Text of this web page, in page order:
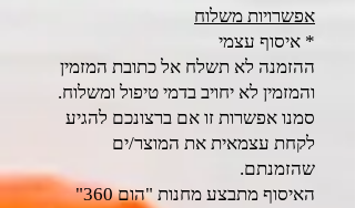
אפשרויות משלוח​
* איסוף עצמי
ההזמנה לא תשלח אל כתובת המזמין
והמזמין לא יחויב בדמי טיפול ומשלוח.
סמנו אפשרות זו אם ברצונכם להגיע
לקחת עצמאית את המוצר/ים
שהזמנתם.
האיסוף מתבצע מחנות "הום 360"